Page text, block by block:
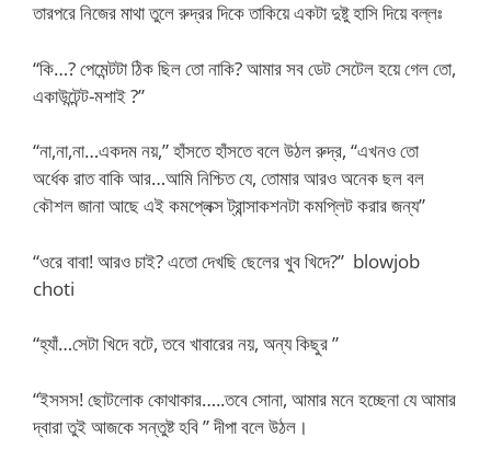
তারপরে নিজের মাথা তুলে রুদ্রর দিকে তাকিয়ে একটা দুষ্টু হাসি দিয়ে বল্লঃ
“কি…? পেমেন্টটা ঠিক ছিল তো নাকি? আমার সব ডেট সেটেল হয়ে গেল তো,
একাউন্টেন্ট-মশাই ?”
“না,না,না…একদম নয়,” হাঁসতে হাঁসতে বলে উঠল রুদ্র, “এখনও তো
অর্ধেক রাত বাকি আর…আমি নিশ্চিত যে, তোমার আরও অনেক ছল বল
কৌশল জানা আছে এই কমপ্লেক্স ট্রান্সাকশনটা কমপ্লিট করার জন্য”
“ওরে বাবা! আরও চাই? এতো দেখছি ছেলের খুব খিদে?” blowjob
choti
“হ্যাঁ…সেটা খিদে বটে, তবে খাবারের নয়, অন্য কিছুর ”
“ইসসস! ছোটলোক কোথাকার…..তবে সোনা, আমার মনে হচ্ছেনা যে আমার
দ্বারা তুই আজকে সন্তুষ্ট হবি ” দীপা বলে উঠল।